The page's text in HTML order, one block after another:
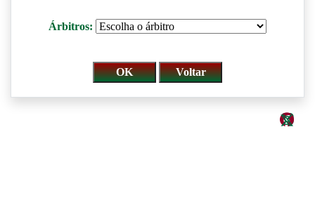
Árbitros: